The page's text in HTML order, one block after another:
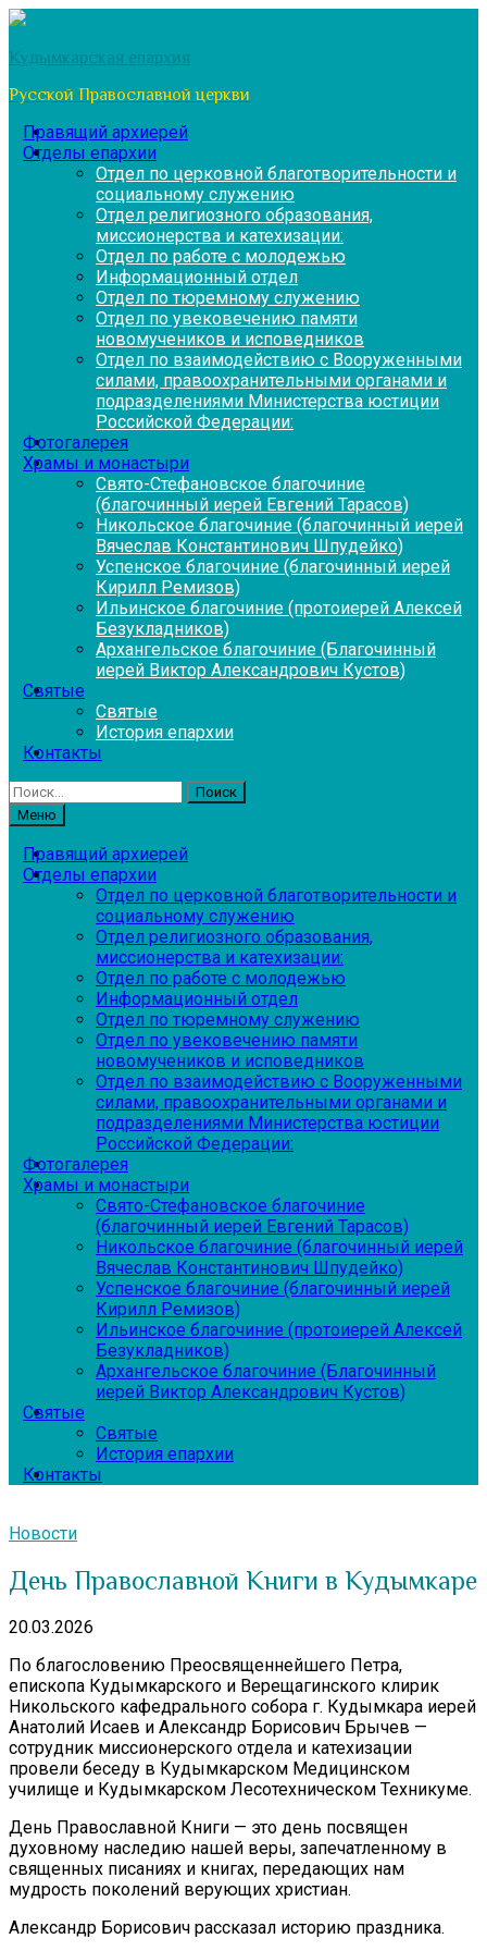
Перейти
содержимому
Кудымкарская епархия
Русской Православной церкви
Правящий архиерей
Отделы епархии
Отдел по церковной благотворительности и
социальному служению
Отдел религиозного образования,
миссионерства и катехизации:
Отдел по работе с молодежью
Информационный отдел
Отдел по тюремному служению
Отдел по увековечению памяти
новомучеников и исповедников
Отдел по взаимодействию с Вооруженными
силами, правоохранительными органами и
подразделениями Министерства юстиции
Российской Федерации:
Фотогалерея
Храмы и монастыри
Свято-Стефановское благочиние
(благочинный иерей Евгений Тарасов)
Никольское благочиние (благочинный иерей
Вячеслав Константинович Шпудейко)
Успенское благочиние (благочинный иерей
Кирилл Ремизов)
Ильинское благочиние (протоиерей Алексей
Безукладников)
Архангельское благочиние (Благочинный
иерей Виктор Александрович Кустов)
Святые
Святые
История епархии
Контакты
Найти:
Меню
Правящий архиерей
Отделы епархии
Отдел по церковной благотворительности и
социальному служению
Отдел религиозного образования,
миссионерства и катехизации:
Отдел по работе с молодежью
Информационный отдел
Отдел по тюремному служению
Отдел по увековечению памяти
новомучеников и исповедников
Отдел по взаимодействию с Вооруженными
силами, правоохранительными органами и
подразделениями Министерства юстиции
Российской Федерации:
Фотогалерея
Храмы и монастыри
Свято-Стефановское благочиние
(благочинный иерей Евгений Тарасов)
Никольское благочиние (благочинный иерей
Вячеслав Константинович Шпудейко)
Успенское благочиние (благочинный иерей
Кирилл Ремизов)
Ильинское благочиние (протоиерей Алексей
Безукладников)
Архангельское благочиние (Благочинный
иерей Виктор Александрович Кустов)
Святые
Святые
История епархии
Контакты
Новости
День Православной Книги в Кудымкаре
20.03.2026
По благословению Преосвященнейшего Петра,
епископа Кудымкарского и Верещагинского клирик
Никольского кафедрального собора г. Кудымкара иерей
Анатолий Исаев и Александр Борисович Брычев —
сотрудник миссионерского отдела и катехизации
провели беседу в Кудымкарском Медицинском
училище и Кудымкарском Лесотехническом Техникуме.
День Православной Книги — это день посвящен
духовному наследию нашей веры, запечатленному в
священных писаниях и книгах, передающих нам
мудрость поколений верующих христиан.
Александр Борисович рассказал историю праздника.